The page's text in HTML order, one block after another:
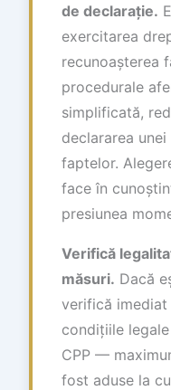
de declarație.
exercitarea
recunoașterea
procedurale
simplificată,
declararea
faptelor.
face în
presiunea
Verifică
măsuri. Dacă
verifică
condițiile
CPP —
fost aduse la